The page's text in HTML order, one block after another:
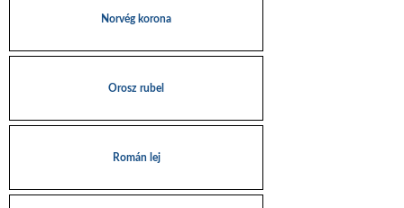
Norvég korona
Orosz rubel
Román lej